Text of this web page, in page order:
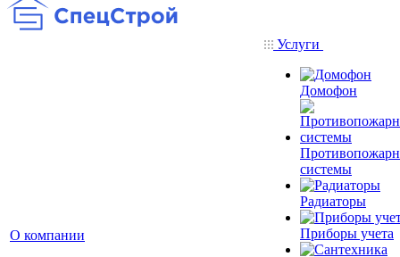
О компании
Услуги
Домофон
системы
Радиаторы
Приборы учета